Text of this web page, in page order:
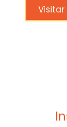
Visitar